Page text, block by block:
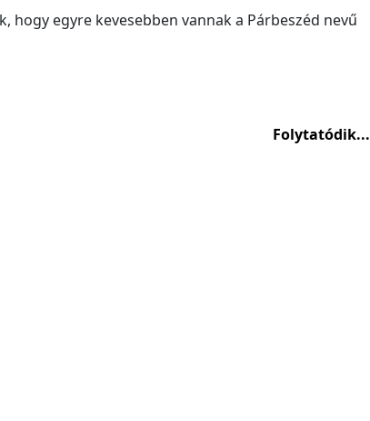
hogy egyre kevesebben vannak a Párbeszéd nevű
Folytatódik...